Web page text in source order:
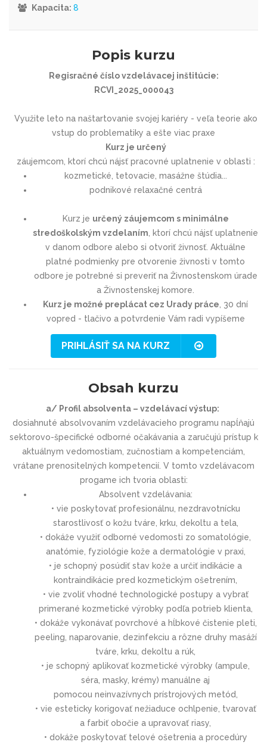
Kapacita: 8
Popis kurzu
Regisračné číslo vzdelávacej inštitúcie:
RCVI_2025_000043
Využite leto na naštartovanie svojej kariéry - veľa teorie ako
vstup do problematiky a ešte viac praxe
Kurz je určený
záujemcom, ktorí chcú nájsť pracovné uplatnenie v oblasti :
kozmetické, tetovacie, masážne štúdia...
podnikové relaxačné centrá
Kurz je určený záujemcom s minimálne
stredoškolským vzdelaním , ktorí chcú nájsť uplatnenie
v danom odbore alebo si otvoriť živnosť. Aktuálne
platné podmienky pre otvorenie živnosti v tomto
odbore je potrebné si preveriť na Živnostenskom úrade
a Živnostenskej komore.
Kurz je možné preplácat cez Urady práce , 30 dní
vopred - tlačivo a potvrdenie Vám radi vypíšeme
PRIHLÁSIŤ SA NA KURZ
Obsah kurzu
a/ Profil absolventa – vzdelávací výstup:
dosiahnuté absolvovaním vzdelávacieho programu napĺňajú
sektorovo-špecifické odborné očakávania a zaručujú prístup k
aktuálnym vedomostiam, zučnostiam a kompetenciám,
vrátane prenositelných kompetencií. V tomto vzdelávacom
progame ich tvoria oblasti:
Absolvent vzdelávania:
• vie poskytovať profesionálnu, nezdravotnícku
starostlivosť o kožu tváre, krku, dekoltu a tela,
• dokáže využiť odborné vedomosti zo somatológie,
anatómie, fyziológie kože a dermatológie v praxi,
• je schopný posúdiť stav kože a určiť indikácie a
kontraindikácie pred kozmetickým ošetrením,
• vie zvoliť vhodné technologické postupy a vybrať
primerané kozmetické výrobky podľa potrieb klienta,
• dokáže vykonávať povrchové a hĺbkové čistenie pleti,
peeling, naparovanie, dezinfekciu a rôzne druhy masáží
tváre, krku, dekoltu a rúk,
• je schopný aplikovať kozmetické výrobky (ampule,
séra, masky, krémy) manuálne aj
pomocou neinvazívnych prístrojových metód,
• vie esteticky korigovať nežiaduce ochlpenie, tvarovať
a farbiť obočie a upravovať riasy,
• dokáže poskytovať telové ošetrenia a procedúry